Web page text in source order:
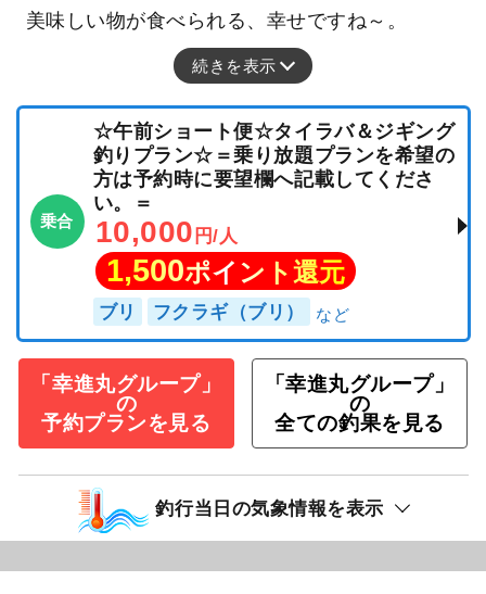
美味しい物が食べられる、幸せですね～。
続きを表示
乗合
☆午前ショート便☆タイラバ＆ジギング
釣りプラン☆＝乗り放題プランを希望の
方は予約時に要望欄へ記載してくださ
い。＝
10,000 円/人
1,500ポイント還元
ブリ フクラギ（ブリ）
「幸進丸グループ」
の
予約プランを見る
「幸進丸グループ」
の
全ての釣果を見る
釣行当日の気象情報を表示